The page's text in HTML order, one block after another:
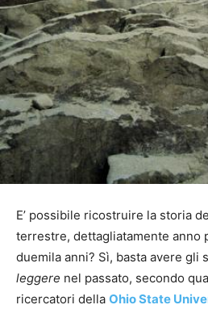
E’ possibile ricostruire la storia
terrestre, dettagliatamente anno
duemila anni? Sì, basta avere gli
leggere nel passato, secondo
ricercatori della Ohio State